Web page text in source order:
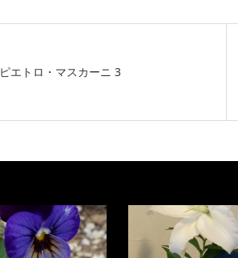
ピエトロ・マスカーニ 3